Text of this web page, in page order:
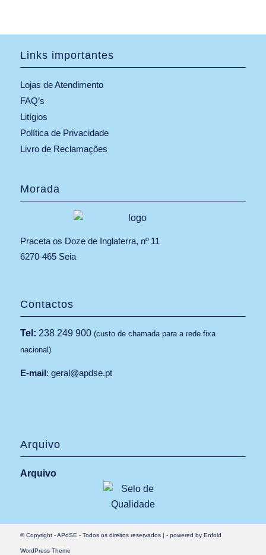
Links importantes
Lojas de Atendimento
FAQ’s
Litígios
Política de Privacidade
Livro de Reclamações
Morada
Praceta os Doze de Inglaterra, nº 11
6270-465 Seia
Contactos
Tel: 238 249 900(custo de chamada para a rede fixa
nacional)
E-mail: geral@apdse.pt
Arquivo
Arquivo
© Copyright -APdSE- Todos os direitos reservados | - powered by Enfold
WordPress Theme